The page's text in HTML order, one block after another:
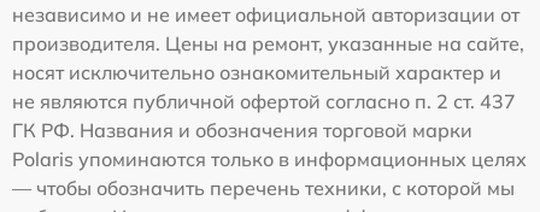
независимо и не имеет официальной авторизации от
производителя. Цены на ремонт, указанные на сайте,
носят исключительно ознакомительный характер и
не являются публичной офертой согласно п. 2 ст. 437
ГК РФ. Названия и обозначения торговой марки
Polaris упоминаются только в информационных целях
— чтобы обозначить перечень техники, с которой мы